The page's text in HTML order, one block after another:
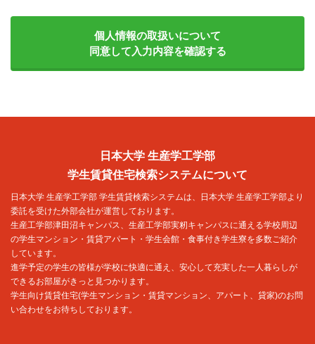
個人情報の取扱いについて
同意して入力内容を確認する
日本大学 生産学工学部
学生賃貸住宅検索システムについて
日本大学 生産学工学部 学生賃貸検索システムは、日本大学 生産学工学部より
委託を受けた外部会社が運営しております。
生産工学部津田沼キャンパス、生産工学部実籾キャンパスに通える学校周辺
の学生マンション・賃貸アパート・学生会館・食事付き学生寮を多数ご紹介
しています。
進学予定の学生の皆様が学校に快適に通え、安心して充実した一人暮らしが
できるお部屋がきっと見つかります。
学生向け賃貸住宅(学生マンション・賃貸マンション、アパート、貸家)のお問
い合わせをお待ちしております。